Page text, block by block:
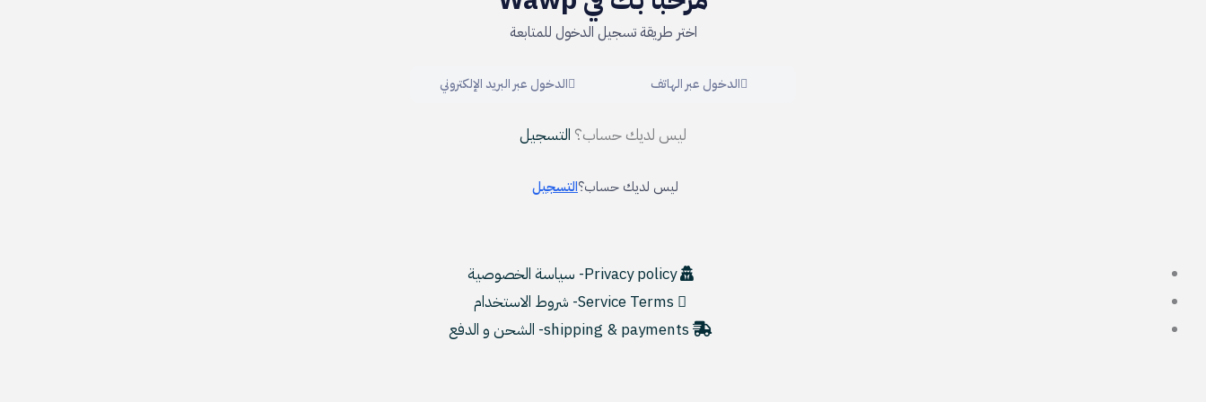
اختر طريقة تسجيل الدخول للمتابعة
الدخول عبر الهاتف الدخول عبر البريد الإلكتروني
ليس لديك حساب؟ التسجيل
ليس لديك حساب؟التسجيل
Privacy policy- سياسة الخصوصية
Service Terms- شروط الاستخدام
shipping & payments- الشحن و الدفع